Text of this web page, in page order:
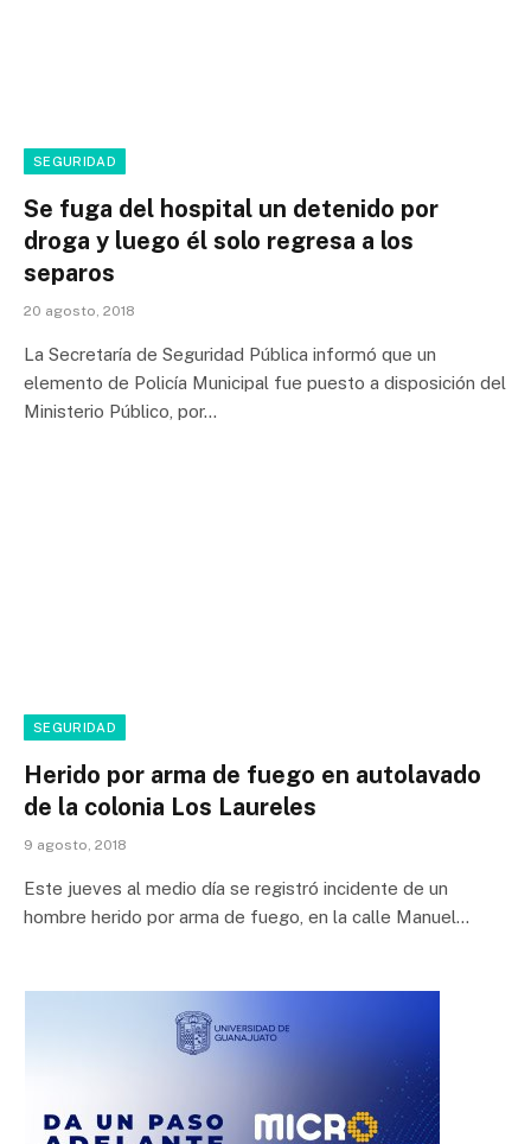
SEGURIDAD
Se fuga del hospital un detenido por
droga y luego él solo regresa a los
separos
20 agosto, 2018
La Secretaría de Seguridad Pública informó que un
elemento de Policía Municipal fue puesto a disposición del
Ministerio Público, por…
SEGURIDAD
Herido por arma de fuego en autolavado
de la colonia Los Laureles
9 agosto, 2018
Este jueves al medio día se registró incidente de un
hombre herido por arma de fuego, en la calle Manuel…